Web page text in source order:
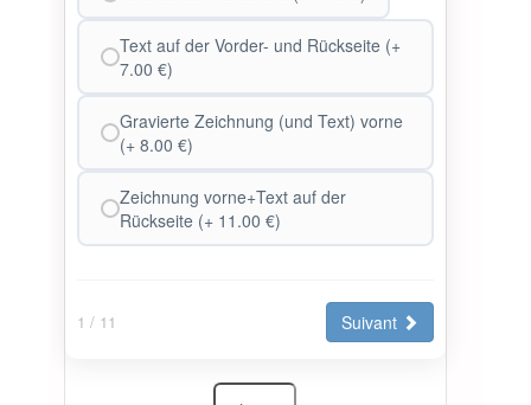
Text auf der Vorder- und Rückseite (+
7.00 €)
Gravierte Zeichnung (und Text) vorne
(+ 8.00 €)
Zeichnung vorne+Text auf der
Rückseite (+ 11.00 €)
1 / 11 Suivant